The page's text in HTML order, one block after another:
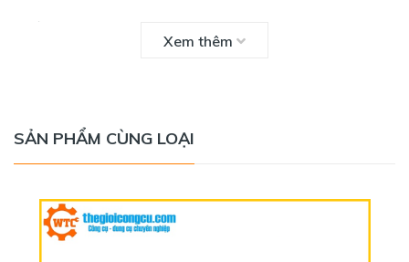
- Độ dày: 6 mm
Xem thêm
SẢN PHẨM CÙNG LOẠI